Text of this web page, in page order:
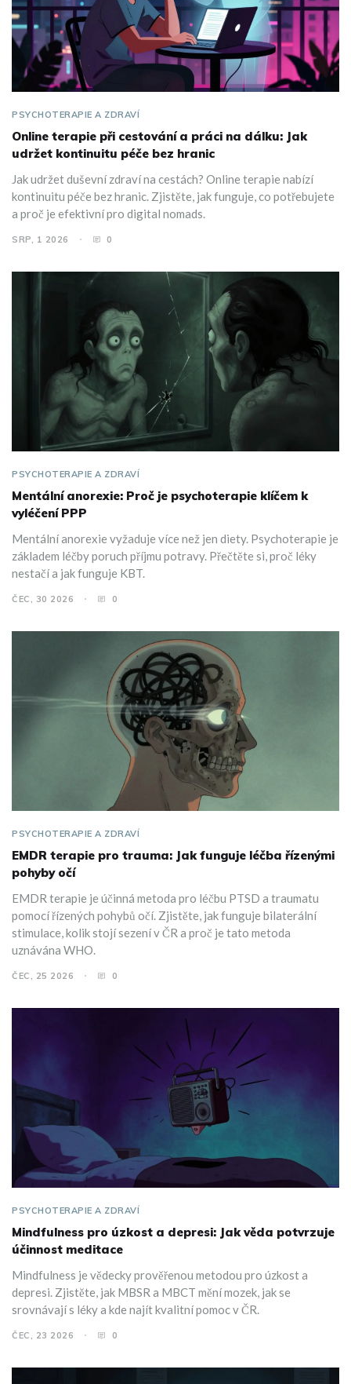
PSYCHOTERAPIE A ZDRAVÍ
Online terapie při cestování a práci na dálku: Jak
udržet kontinuitu péče bez hranic
Jak udržet duševní zdraví na cestách? Online terapie nabízí
kontinuitu péče bez hranic. Zjistěte, jak funguje, co potřebujete
a proč je efektivní pro digital nomads.
SRP, 1 2026 0
PSYCHOTERAPIE A ZDRAVÍ
Mentální anorexie: Proč je psychoterapie klíčem k
vyléčení PPP
Mentální anorexie vyžaduje více než jen diety. Psychoterapie je
základem léčby poruch příjmu potravy. Přečtěte si, proč léky
nestačí a jak funguje KBT.
ČEC, 30 2026 0
PSYCHOTERAPIE A ZDRAVÍ
EMDR terapie pro trauma: Jak funguje léčba řízenými
pohyby očí
EMDR terapie je účinná metoda pro léčbu PTSD a traumatu
pomocí řízených pohybů očí. Zjistěte, jak funguje bilaterální
stimulace, kolik stojí sezení v ČR a proč je tato metoda
uznávána WHO.
ČEC, 25 2026 0
PSYCHOTERAPIE A ZDRAVÍ
Mindfulness pro úzkost a depresi: Jak věda potvrzuje
účinnost meditace
Mindfulness je vědecky prověřenou metodou pro úzkost a
depresi. Zjistěte, jak MBSR a MBCT mění mozek, jak se
srovnávají s léky a kde najít kvalitní pomoc v ČR.
ČEC, 23 2026 0